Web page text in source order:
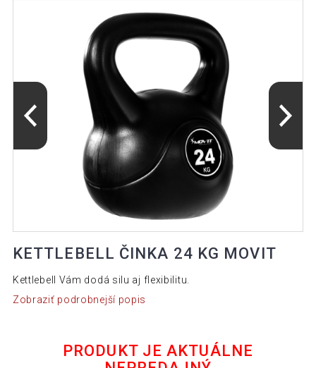
KETTLEBELL ČINKA 24 KG MOVIT
Kettlebell Vám dodá silu aj flexibilitu.
Zobraziť podrobnejší popis
PRODUKT JE AKTUÁLNE